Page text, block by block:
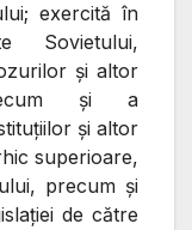
exercită în
Sovietului,
şi altor
şi a
şi altor
superioare,
precum şi
de către